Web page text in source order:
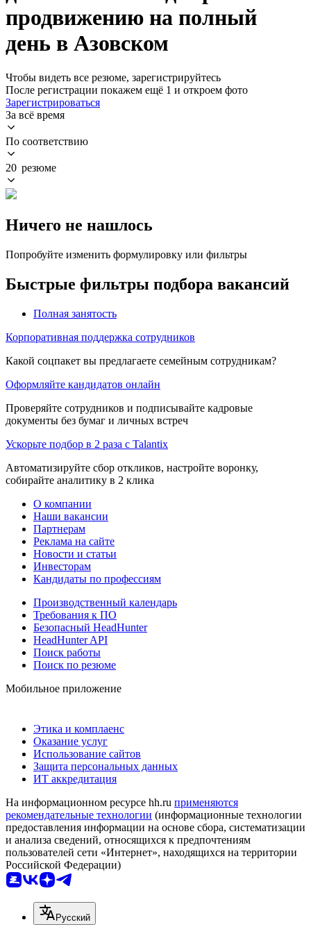
продвижению на полный
день в Азовском
Чтобы видеть все резюме, зарегистрируйтесь
После регистрации покажем ещё 1 и откроем фото
Зарегистрироваться
За всё время
По соответствию
20 резюме
Ничего не нашлось
Попробуйте изменить формулировку или фильтры
Быстрые фильтры подбора вакансий
Полная занятость
Корпоративная поддержка сотрудников
Какой соцпакет вы предлагаете семейным сотрудникам?
Оформляйте кандидатов онлайн
Проверяйте сотрудников и подписывайте кадровые
документы без бумаг и личных встреч
Ускорьте подбор в 2 раза с Talantix
Автоматизируйте сбор откликов, настройте воронку,
собирайте аналитику в 2 клика
О компании
Наши вакансии
Партнерам
Реклама на сайте
Новости и статьи
Инвесторам
Кандидаты по профессиям
Производственный календарь
Требования к ПО
Безопасный HeadHunter
HeadHunter API
Поиск работы
Поиск по резюме
Мобильное приложение
Этика и комплаенс
Оказание услуг
Использование сайтов
Защита персональных данных
ИТ аккредитация
На информационном ресурсе hh.ru применяются
рекомендательные технологии (информационные технологии
предоставления информации на основе сбора, систематизации
и анализа сведений, относящихся к предпочтениям
пользователей сети «Интернет», находящихся на территории
Российской Федерации)
Русский